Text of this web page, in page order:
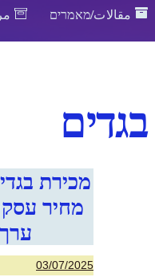
مقالات/מאמרים
בגדים
מכירת
מחיר
03/07/2025